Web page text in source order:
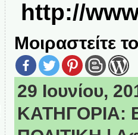
http://
Μοιραστείτε
29 Ιουνίου,
ΚΑΤΗΓΟΡΙΑ: